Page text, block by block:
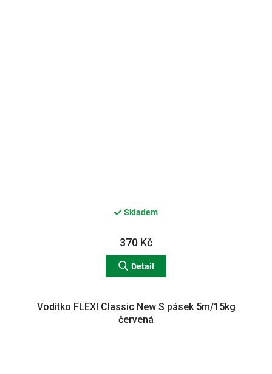
Skladem
370 Kč
Detail
Vodítko FLEXI Classic New S pásek 5m/15kg
červená